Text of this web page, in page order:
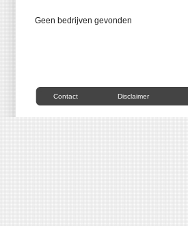
Geen bedrijven gevonden
Contact Disclaimer